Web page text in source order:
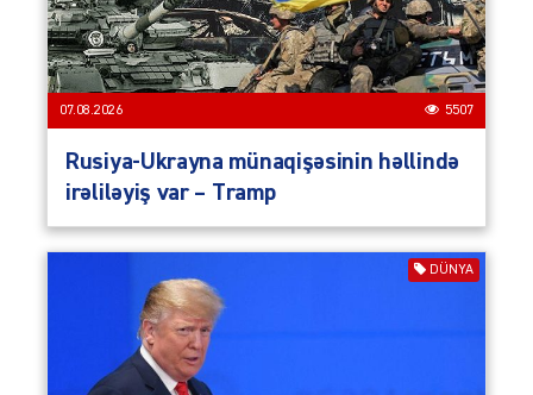
07.08.2026 5507
Rusiya-Ukrayna münaqişəsinin həllində
irəliləyiş var – Tramp
DÜNYA